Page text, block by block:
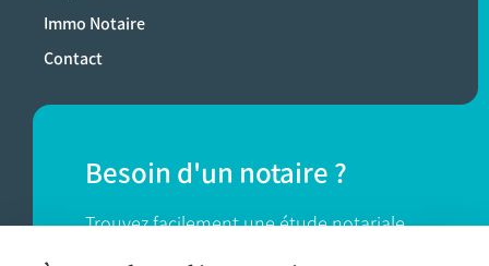
Immo Notaire
Contact
Besoin d'un notaire ?
Trouvez facilement une étude notariale
près de chez vous.